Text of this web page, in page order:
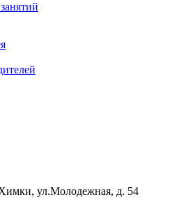
ул.Молодежная, д. 54